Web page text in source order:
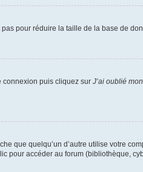
pour réduire la taille de la base de
connexion puis cliquez sur J’ai oublié
que quelqu’un d’autre utilise votre
pour accéder au forum (bibliothèque,